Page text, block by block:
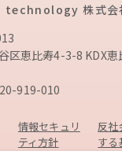
technology 株式会
区恵比寿4-3-8 KDX恵
919-010
情報セキュリ
ティ方針
反社
する